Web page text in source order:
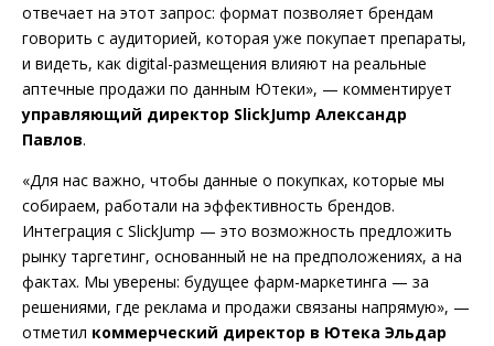
отвечает на этот запрос: формат позволяет брендам
говорить с аудиторией, которая уже покупает препараты,
и видеть, как digital-размещения влияют на реальные
аптечные продажи по данным Ютеки», — комментирует
управляющий директор SlickJump Александр
Павлов.
«Для нас важно, чтобы данные о покупках, которые мы
собираем, работали на эффективность брендов.
Интеграция с SlickJump — это возможность предложить
рынку таргетинг, основанный не на предположениях, а на
фактах. Мы уверены: будущее фарм-маркетинга — за
решениями, где реклама и продажи связаны напрямую», —
отметил коммерческий директор в Ютека Эльдар